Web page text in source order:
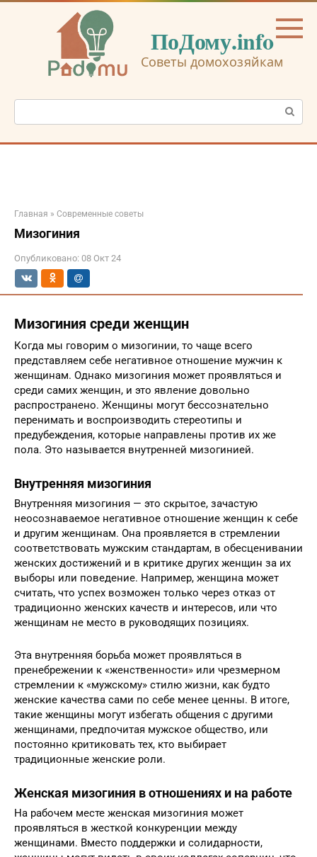
Перейти
ПоДому.info
Советы домохозяйкам
Поиск:
Главная » Современные советы
Мизогиния
Опубликовано: 08 Окт 24
Мизогиния среди женщин
Когда мы говорим о мизогинии, то чаще всего
представляем себе негативное отношение мужчин к
женщинам. Однако мизогиния может проявляться и
среди самих женщин, и это явление довольно
распространено. Женщины могут бессознательно
перенимать и воспроизводить стереотипы и
предубеждения, которые направлены против их же
пола. Это называется внутренней мизогинией.
Внутренняя мизогиния
Внутренняя мизогиния — это скрытое, зачастую
неосознаваемое негативное отношение женщин к себе
и другим женщинам. Она проявляется в стремлении
соответствовать мужским стандартам, в обесценивании
женских достижений и в критике других женщин за их
выборы или поведение. Например, женщина может
считать, что успех возможен только через отказ от
традиционно женских качеств и интересов, или что
женщинам не место в руководящих позициях.
Эта внутренняя борьба может проявляться в
пренебрежении к «женственности» или чрезмерном
стремлении к «мужскому» стилю жизни, как будто
женские качества сами по себе менее ценны. В итоге,
такие женщины могут избегать общения с другими
женщинами, предпочитая мужское общество, или
постоянно критиковать тех, кто выбирает
традиционные женские роли.
Женская мизогиния в отношениях и на работе
На рабочем месте женская мизогиния может
проявляться в жесткой конкуренции между
женщинами. Вместо поддержки и солидарности,